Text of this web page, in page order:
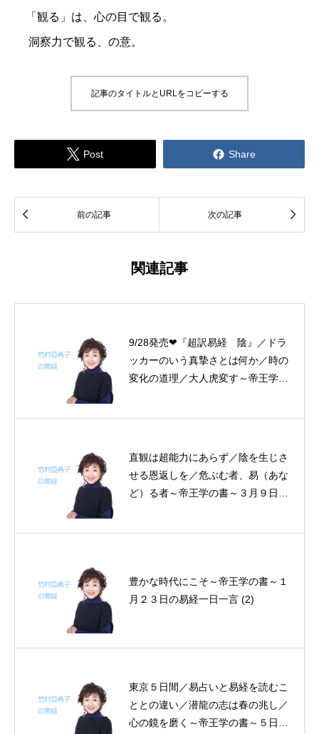
「観る」は、心の目で観る。
洞察力で観る、の意。
記事のタイトルとURLをコピーする
 Post  Share
 前の記事 次の記事 
関連記事
9/28発売❤『超訳易経 陰』／ドラ
ッカーのいう真摯さとは何か／時の
変化の道理／大人虎変す～帝王学の
直観は超能力にあらず／陰を生じさ
せる恩返しを／危ぶむ者、易（あな
ど）る者～帝王学の書～３月９日の
豊かな時代にこそ～帝王学の書～１
月２３日の易経一日一言 (2)
東京５日間／易占いと易経を読むこ
ととの違い／潜龍の志は春の兆し／
心の鏡を磨く～帝王学の書～５日分